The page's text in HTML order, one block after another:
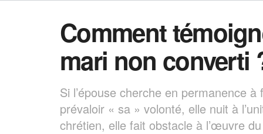
Comment
mari non converti
Si l’épouse cherche en permanence
prévaloir « sa » volonté, elle nuit à
chrétien, elle fait obstacle à l’œuvre